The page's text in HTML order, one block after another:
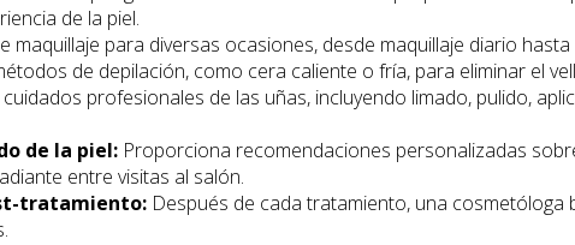
de la piel.
maquillaje para diversas ocasiones, desde maquillaje diario
de depilación, como cera caliente o fría, para eliminar el
cuidados profesionales de las uñas, incluyendo limado, pulido,
de la piel: Proporciona recomendaciones personalizadas
entre visitas al salón.
tratamiento: Después de cada tratamiento, una